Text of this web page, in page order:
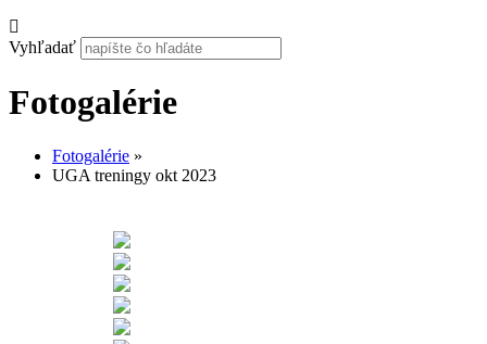
Vyhľadať
Fotogalérie
Fotogalérie »
UGA treningy okt 2023